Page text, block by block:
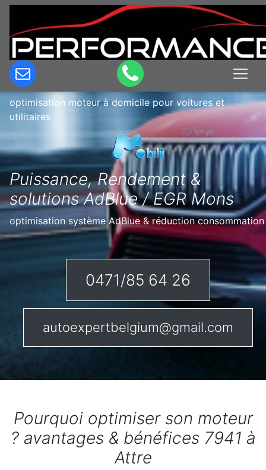
Optimisation & Reprogrammation
moteur à domicile en Belgique à Attre
optimisation moteur à domicile pour voitures et
utilitaires
Puissance, Rendement &
solutions AdBlue / EGR Mons
optimisation système AdBlue & réduction consommation
0471/85 64 26
autoexpertbelgium@gmail.com
Pourquoi optimiser son moteur
? avantages & bénéfices 7941 à
Attre